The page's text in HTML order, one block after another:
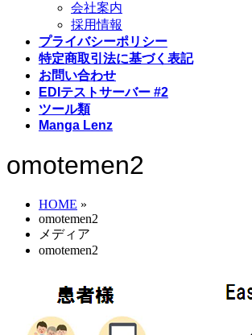
会社案内
採用情報
プライバシーポリシー
特定商取引法に基づく表記
お問い合わせ
EDIテストサーバー #2
ツール類
Manga Lenz
omotemen2
HOME »
omotemen2
メディア
omotemen2